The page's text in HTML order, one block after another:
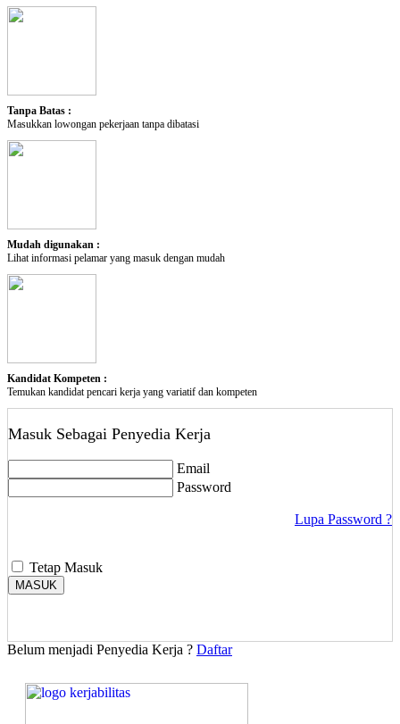
Tanpa Batas :
Masukkan lowongan pekerjaan tanpa dibatasi
Mudah digunakan :
Lihat informasi pelamar yang masuk dengan mudah
Kandidat Kompeten :
Temukan kandidat pencari kerja yang variatif dan kompeten
Masuk Sebagai Penyedia Kerja
Email
Password
Lupa Password ?
Tetap Masuk
MASUK
Belum menjadi Penyedia Kerja ? Daftar